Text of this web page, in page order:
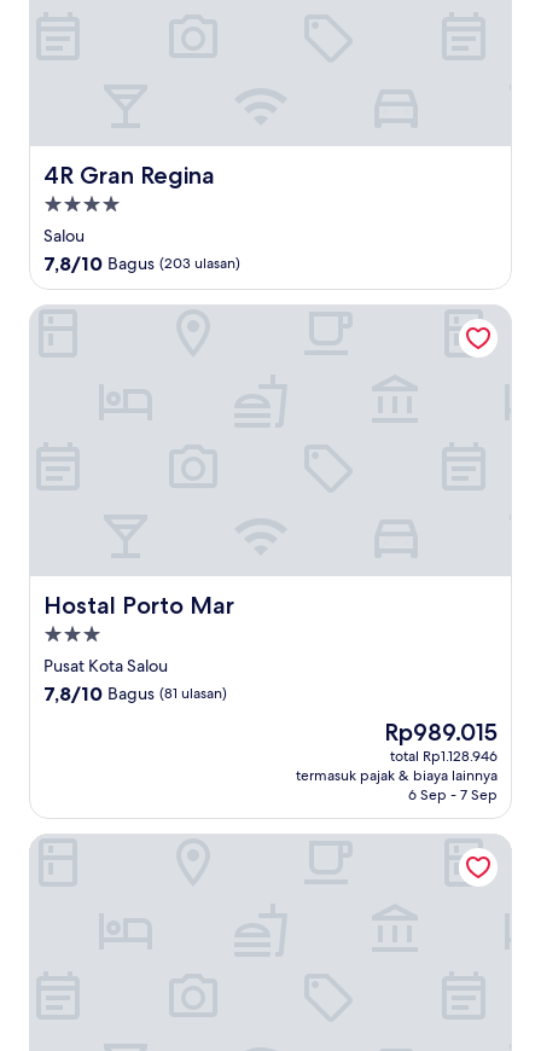
4R Gran Regina
4R Gran Regina
Properti
bintang
4.0
Salou
7.8
dari
10,
7,8/10 Bagus (203 ulasan)
Hostal Porto Mar
Hostal Porto Mar
Properti
bintang
3.0
Pusat Kota Salou
7.8
7,8/10 Bagus (81 ulasan)
Harga
sekarang
Rp989.015
Rp989.015
total Rp1.128.946
termasuk pajak & biaya lainnya
6 Sep - 7 Sep
Hostal Porto Mar
Ponient Aparthotel Marinada by PortAventura World